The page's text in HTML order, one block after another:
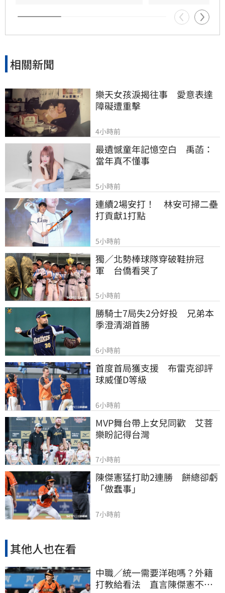
相關新聞
樂天女孩淚揭往事　愛意表達
障礙遭重擊
4小時前
最遺憾童年記憶空白　禹菡：
當年真不懂事
5小時前
連續2場安打！　林安可掃二壘
打貢獻1打點
5小時前
獨／北勢棒球隊穿破鞋拚冠
軍　台僑看哭了
5小時前
勝騎士7局失2分好投　兄弟本
季澄清湖首勝
6小時前
首度首局獲支援　布雷克卻評
球威僅D等級
6小時前
MVP舞台帶上女兒同歡　艾菩
樂盼記得台灣
7小時前
陳傑憲猛打助2連勝　餅總卻虧
「做蠢事」
7小時前
其他人也在看
中職／統一需要洋砲嗎？外籍
打教給看法 直言陳傑憲不能